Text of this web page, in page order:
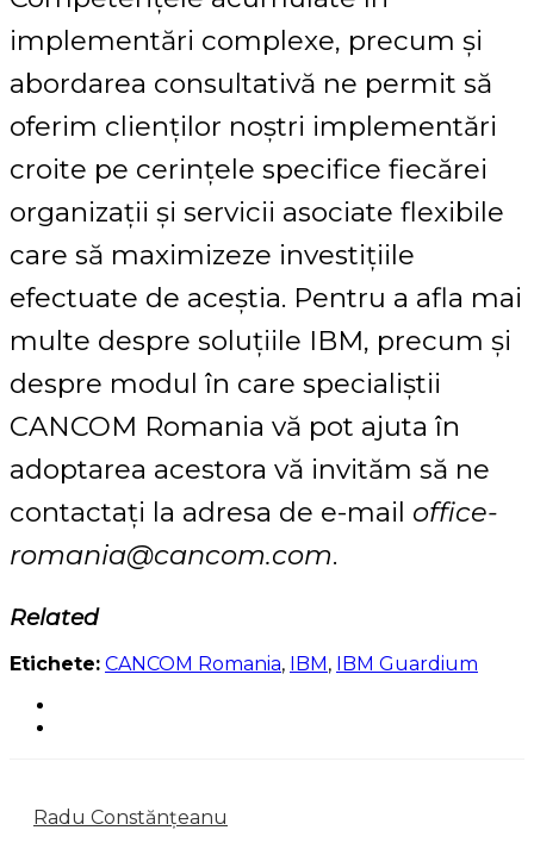
implementări complexe, precum și
abordarea consultativă ne permit să
oferim clienților noștri implementări
croite pe cerințele specifice fiecărei
organizații și servicii asociate flexibile
care să maximizeze investițiile
efectuate de aceștia. Pentru a afla mai
multe despre soluțiile IBM, precum și
despre modul în care specialiștii
CANCOM Romania vă pot ajuta în
adoptarea acestora vă invităm să ne
contactați la adresa de e-mail office-
romania@cancom.com.
Related
Etichete: CANCOM Romania, IBM , IBM Guardium
Radu Constănțeanu